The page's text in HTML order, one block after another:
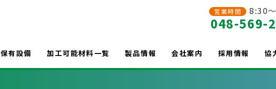
営業時間 8:30
048-569-
保有設備 加工可能材料一覧 製品情報 会社案内 採用情報 協